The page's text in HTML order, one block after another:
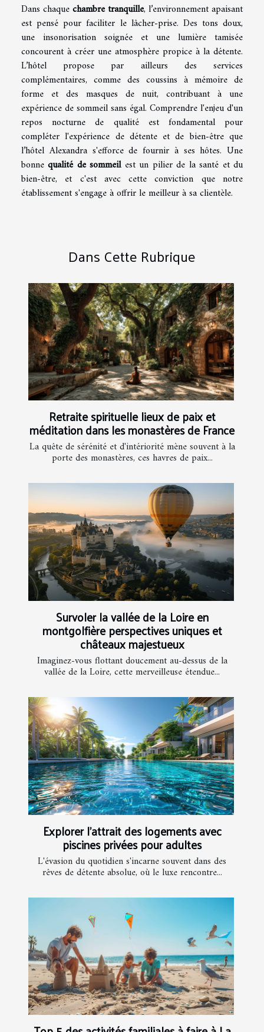
Dans chaquechambre tranquille, l’environnement apaisant
est pensé pour faciliter le lâcher-prise. Des tons doux,
une insonorisation soignée et une lumière tamisée
concourent à créer une atmosphère propice à la détente.
L’hôtel propose par ailleurs des services
complémentaires, comme des coussins à mémoire de
forme et des masques de nuit, contribuant à une
expérience de sommeil sans égal. Comprendre l'enjeu d'un
repos nocturne de qualité est fondamental pour
compléter l'expérience de détente et de bien-être que
l’hôtel Alexandra s'efforce de fournir à ses hôtes. Une
bonnequalité de sommeilest un pilier de la santé et du
bien-être, et c'est avec cette conviction que notre
établissement s'engage à offrir le meilleur à sa clientèle.
Dans Cette Rubrique
Retraite spirituelle lieux de paix et
méditation dans les monastères de France
La quête de sérénité et d'intériorité mène souvent à la
porte des monastères, ces havres de paix...
Survoler la vallée de la Loire en
montgolfière perspectives uniques et
châteaux majestueux
Imaginez-vous flottant doucement au-dessus de la
vallée de la Loire, cette merveilleuse étendue...
Explorer l'attrait des logements avec
piscines privées pour adultes
L'évasion du quotidien s'incarne souvent dans des
rêves de détente absolue, où le luxe rencontre...